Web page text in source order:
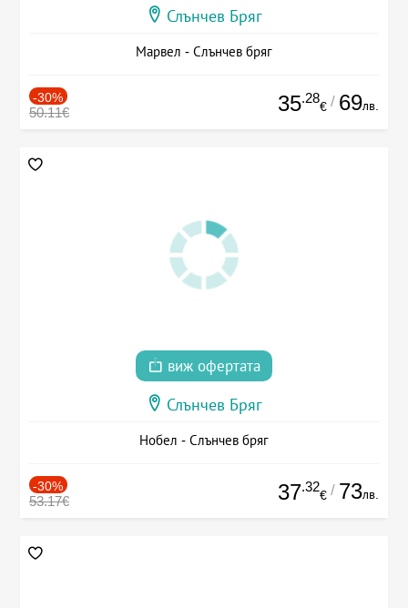
Слънчев Бряг
Марвел - Слънчев бряг
-30%
50.11€ 35.28
€ / 69лв.
виж офертата
Слънчев Бряг
Нобел - Слънчев бряг
-30%
53.17€ 37.32
€ / 73лв.